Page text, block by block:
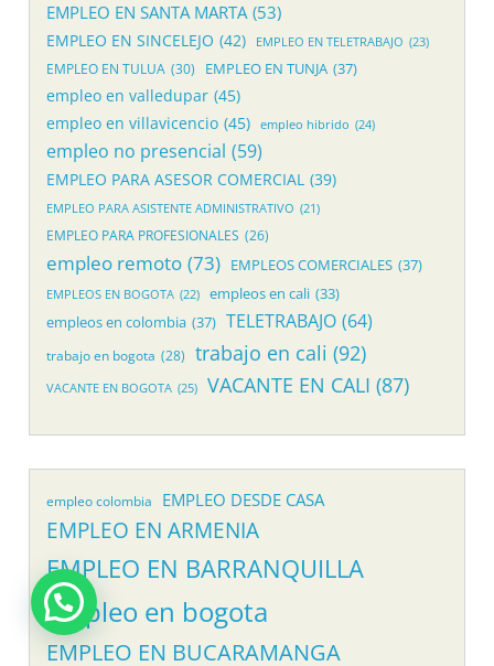
EMPLEO EN SANTA MARTA (53)
EMPLEO EN SINCELEJO (42) EMPLEO EN TELETRABAJO (23)
EMPLEO EN TULUA (30) EMPLEO EN TUNJA (37)
empleo en valledupar (45)
empleo en villavicencio (45) empleo hibrido (24)
empleo no presencial (59)
EMPLEO PARA ASESOR COMERCIAL (39)
EMPLEO PARA ASISTENTE ADMINISTRATIVO (21)
EMPLEO PARA PROFESIONALES (26)
empleo remoto (73) EMPLEOS COMERCIALES (37)
EMPLEOS EN BOGOTA (22) empleos en cali (33)
empleos en colombia (37) TELETRABAJO (64)
trabajo en bogota (28) trabajo en cali (92)
VACANTE EN BOGOTA (25) VACANTE EN CALI (87)
empleo colombia EMPLEO DESDE CASA
EMPLEO EN ARMENIA
EMPLEO EN BARRANQUILLA
empleo en bogota
EMPLEO EN BUCARAMANGA